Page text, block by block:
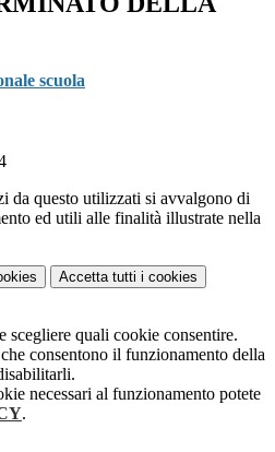
scuola
da questo utilizzati si avvalgono di
ed utili alle finalità illustrate nella
Accetta tutti i cookies
scegliere quali cookie consentire.
consentono il funzionamento della
necessari al funzionamento potete
.